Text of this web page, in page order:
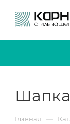
Шапка
Главная —